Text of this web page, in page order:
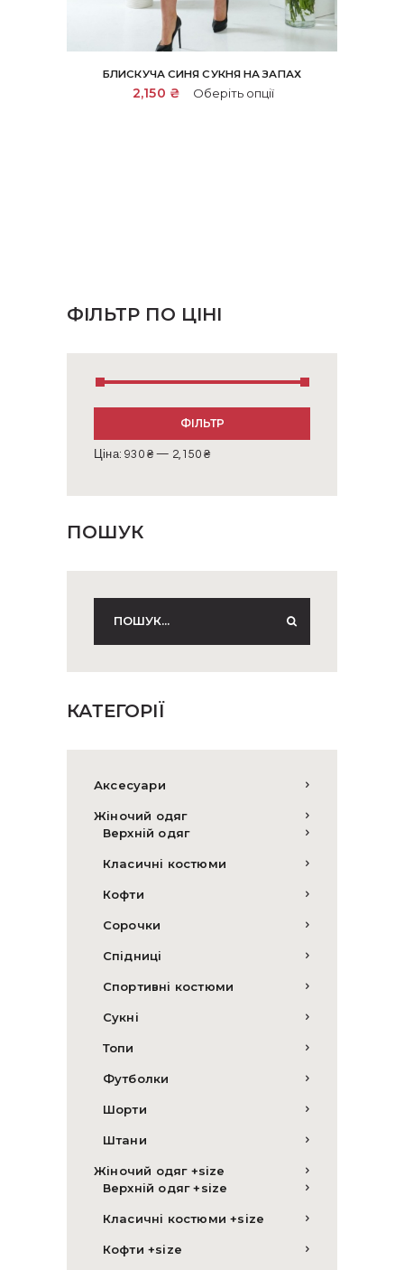
БЛИСКУЧА СИНЯ СУКНЯ НА ЗАПАХ
2,150 ₴ Оберіть опції
ФІЛЬТР ПО ЦІНІ
ціна
ціна
ФІЛЬТР
Ціна:930 ₴— 2,150 ₴
ПОШУК
КАТЕГОРІЇ
Аксесуари
Жіночий одяг
Верхній одяг
Класичні костюми
Кофти
Сорочки
Спідниці
Спортивні костюми
Сукні
Топи
Футболки
Шорти
Штани
Жіночий одяг +size
Верхній одяг +size
Класичні костюми +size
Кофти +size